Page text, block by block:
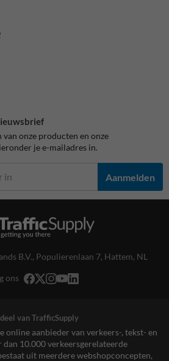
onze producten en onze
je e-mailadres in.
Aanmelden
B.V., Populierenlaan 7, Hattem, NL
ons
van TrafficSupply
online aanbieder van verkeers-, tekst- en
10.000 verkeersgerelateerde
uit meerdere webshopconcepten,